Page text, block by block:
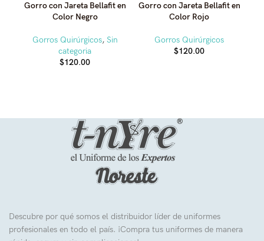
Gorro con Jareta Bellafit en
Color Negro
Gorros Quirúrgicos, Sin
categoria
$120.00
Gorro con Jareta Bellafit en
Color Rojo
Gorros Quirúrgicos
$120.00
Descubre por qué somos el distribuidor líder de uniformes
profesionales en todo el país. ¡Compra tus uniformes de manera